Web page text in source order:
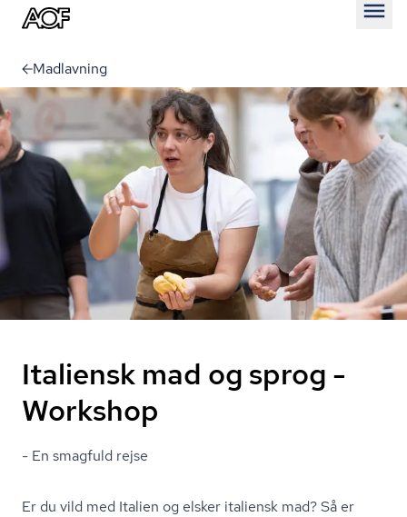
Madlavning
Italiensk mad og sprog -
Workshop
- En smagfuld rejse
Er du vild med Italien og elsker italiensk mad? Så er